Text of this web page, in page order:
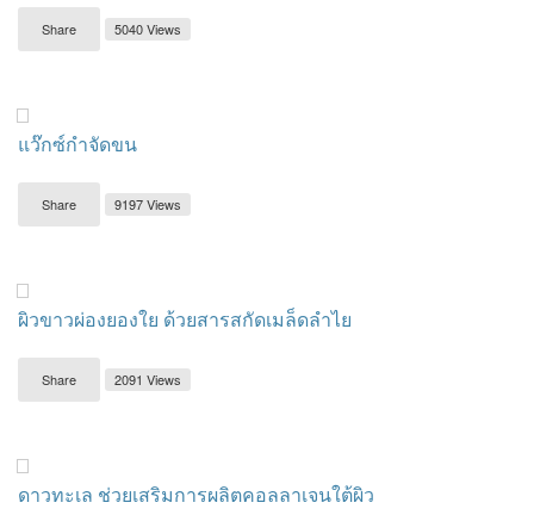
Share 5040 Views
แว๊กซ์กำจัดขน
Share 9197 Views
ผิวขาวผ่องยองใย ด้วยสารสกัดเมล็ดลำไย
Share 2091 Views
ดาวทะเล ช่วยเสริมการผลิตคอลลาเจนใต้ผิว